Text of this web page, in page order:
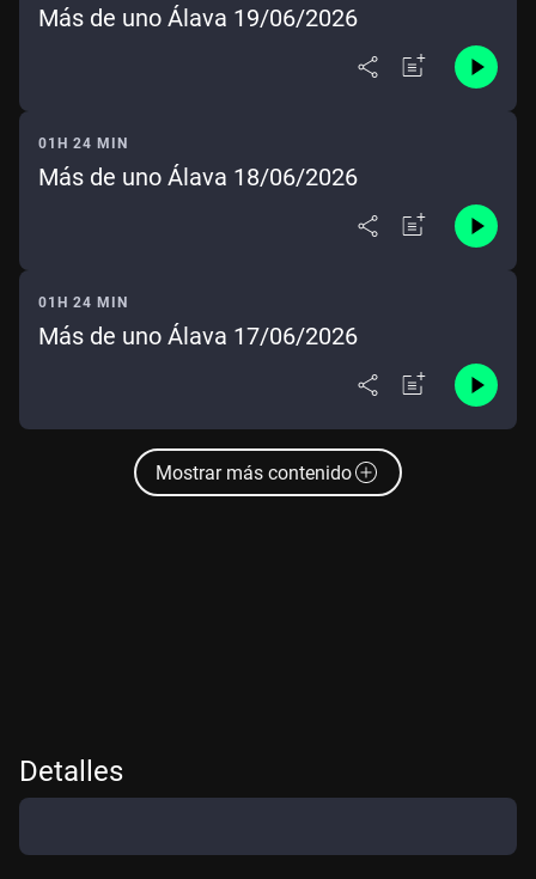
Más de uno Álava 19/06/2026
01H 24 MIN
Más de uno Álava 18/06/2026
01H 24 MIN
Más de uno Álava 17/06/2026
Mostrar más contenido
Detalles